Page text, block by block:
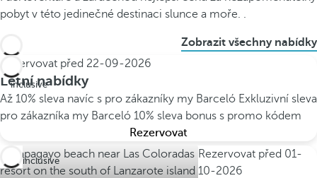
pobyt v této jedinečné destinaci slunce a moře. .
Zobrazit všechny nabídky
inclusive
Rezervovat před 22-09-2026
Letní nabídky
Až 10% sleva navíc s pro zákazníky my Barceló Exkluzivní sleva
pro zákazníka my Barceló 10% sleva bonus s promo kódem
Rezervovat
All inclusive
Rezervovat před 01-
10-2026